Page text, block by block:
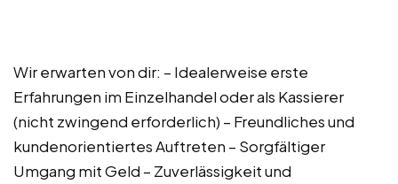
Wir erwarten von dir: – Idealerweise erste
Erfahrungen im Einzelhandel oder als Kassierer
(nicht zwingend erforderlich) – Freundliches und
kundenorientiertes Auftreten – Sorgfältiger
Umgang mit Geld – Zuverlässigkeit und